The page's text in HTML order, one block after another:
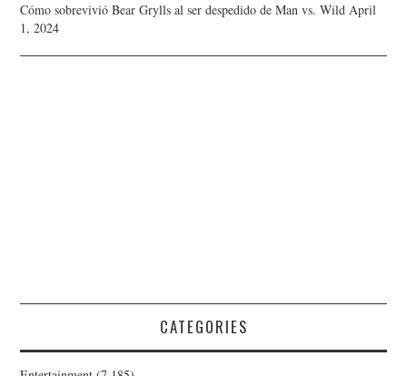
Cómo sobrevivió Bear Grylls al ser despedido de Man vs. Wild April
1, 2024
CATEGORIES